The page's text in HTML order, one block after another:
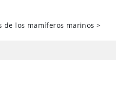
de los mamíferos marinos >